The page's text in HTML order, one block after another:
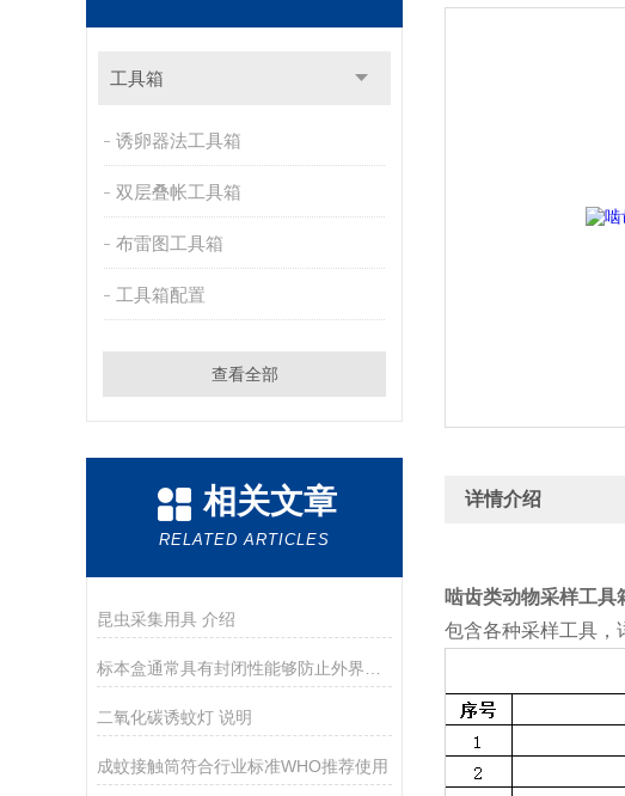
工具箱
诱卵器法工具箱
双层叠帐工具箱
布雷图工具箱
工具箱配置
查看全部
相关文章
RELATED ARTICLES
昆虫采集用具 介绍
二氧化碳诱蚊灯 说明
成蚊接触筒符合行业标准WHO推荐使用
详情介绍
啮齿类动物采样工具
包含各种采样工具，